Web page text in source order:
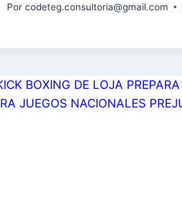
Por codeteg.consultoria@gmail.com